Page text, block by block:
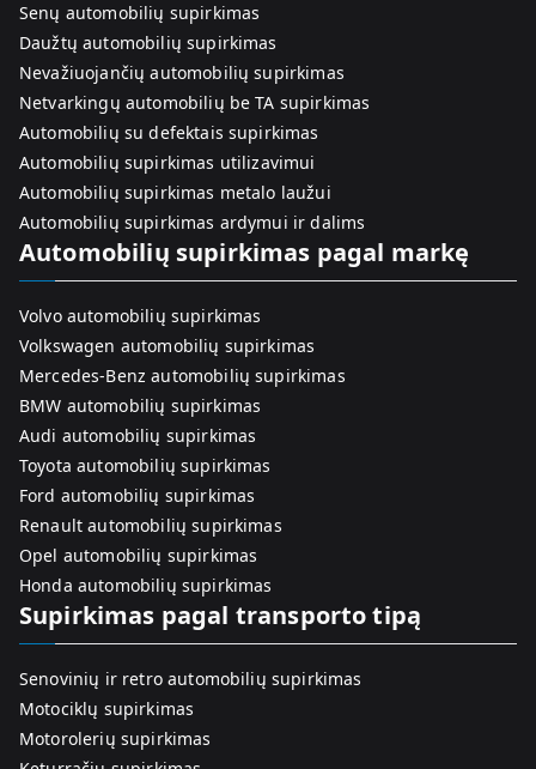
Senų automobilių supirkimas
Daužtų automobilių supirkimas
Nevažiuojančių automobilių supirkimas
Netvarkingų automobilių be TA supirkimas
Automobilių su defektais supirkimas
Automobilių supirkimas utilizavimui
Automobilių supirkimas metalo laužui
Automobilių supirkimas ardymui ir dalims
Automobilių supirkimas pagal markę
Volvo automobilių supirkimas
Volkswagen automobilių supirkimas
Mercedes-Benz automobilių supirkimas
BMW automobilių supirkimas
Audi automobilių supirkimas
Toyota automobilių supirkimas
Ford automobilių supirkimas
Renault automobilių supirkimas
Opel automobilių supirkimas
Honda automobilių supirkimas
Supirkimas pagal transporto tipą
Senovinių ir retro automobilių supirkimas
Motociklų supirkimas
Motorolerių supirkimas